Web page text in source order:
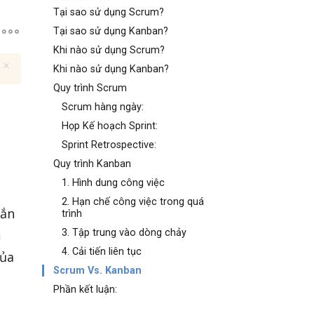
Tại sao sử dụng Scrum?
Tại sao sử dụng Kanban?
Khi nào sử dụng Scrum?
Khi nào sử dụng Kanban?
Quy trình Scrum
Scrum hàng ngày:
Họp Kế hoạch Sprint:
Sprint Retrospective:
Quy trình Kanban
1. Hình dung công việc
2. Hạn chế công việc trong quá
trình
3. Tập trung vào dòng chảy
4. Cải tiến liên tục
Scrum Vs. Kanban
Phần kết luận: